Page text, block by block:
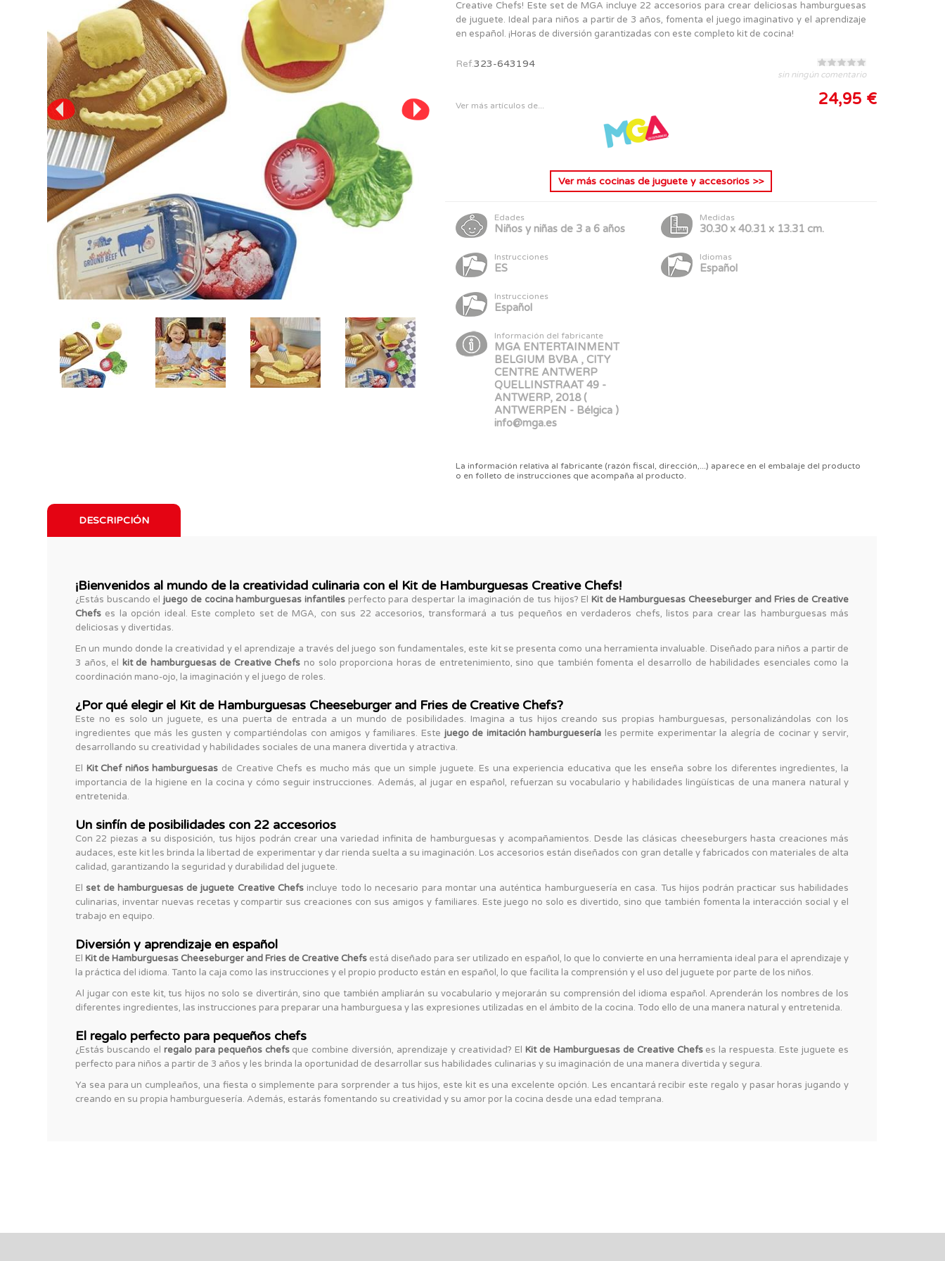
TODOS LOS JUGUETES
PERSONAJES
Creative Chefs! Este set de MGA incluye 22 accesorios para crear deliciosas hamburguesas
de juguete. Ideal para niños a partir de 3 años, fomenta el juego imaginativo y el aprendizaje
en español. ¡Horas de diversión garantizadas con este completo kit de cocina!
Ref.323-643194
sin ningún comentario
24,95 €
Ver más artículos de...
Ver máscocinas de juguete y accesorios >>
Edades
Niños y niñas de 3 a 6 años
Medidas
30.30 x 40.31 x 13.31 cm.
Instrucciones
ES
Idiomas
Español
Instrucciones
Español
Información del fabricante
MGA ENTERTAINMENT
BELGIUM BVBA , CITY
CENTRE ANTWERP
QUELLINSTRAAT 49 -
ANTWERP, 2018 (
ANTWERPEN - Bélgica )
info@mga.es
La información relativa al fabricante (razón fiscal, dirección,...) aparece en el embalaje del producto
o en folleto de instrucciones que acompaña al producto.
DESCRIPCIÓN
¡Bienvenidos al mundo de la creatividad culinaria con el Kit de Hamburguesas Creative Chefs!
¿Estás buscando eljuego de cocina hamburguesas infantilesperfecto para despertar la imaginación de tus hijos? ElKit de Hamburguesas Cheeseburger and Fries de Creative
Chefs es la opción ideal. Este completo set de MGA, con sus 22 accesorios, transformará a tus pequeños en verdaderos chefs, listos para crear las hamburguesas más
deliciosas y divertidas.
En un mundo donde la creatividad y el aprendizaje a través del juego son fundamentales, este kit se presenta como una herramienta invaluable. Diseñado para niños a partir de
3 años, el kit de hamburguesas de Creative Chefs no solo proporciona horas de entretenimiento, sino que también fomenta el desarrollo de habilidades esenciales como la
coordinación mano-ojo, la imaginación y el juego de roles.
¿Por qué elegir el Kit de Hamburguesas Cheeseburger and Fries de Creative Chefs?
Este no es solo un juguete, es una puerta de entrada a un mundo de posibilidades. Imagina a tus hijos creando sus propias hamburguesas, personalizándolas con los
ingredientes que más les gusten y compartiéndolas con amigos y familiares. Este juego de imitación hamburguesería les permite experimentar la alegría de cocinar y servir,
desarrollando su creatividad y habilidades sociales de una manera divertida y atractiva.
El Kit Chef niños hamburguesas de Creative Chefs es mucho más que un simple juguete. Es una experiencia educativa que les enseña sobre los diferentes ingredientes, la
importancia de la higiene en la cocina y cómo seguir instrucciones. Además, al jugar en español, refuerzan su vocabulario y habilidades lingüísticas de una manera natural y
entretenida.
Un sinfín de posibilidades con 22 accesorios
Con 22 piezas a su disposición, tus hijos podrán crear una variedad infinita de hamburguesas y acompañamientos. Desde las clásicas cheeseburgers hasta creaciones más
audaces, este kit les brinda la libertad de experimentar y dar rienda suelta a su imaginación. Los accesorios están diseñados con gran detalle y fabricados con materiales de alta
calidad, garantizando la seguridad y durabilidad del juguete.
El set de hamburguesas de juguete Creative Chefs incluye todo lo necesario para montar una auténtica hamburguesería en casa. Tus hijos podrán practicar sus habilidades
culinarias, inventar nuevas recetas y compartir sus creaciones con sus amigos y familiares. Este juego no solo es divertido, sino que también fomenta la interacción social y el
trabajo en equipo.
Diversión y aprendizaje en español
El Kit de Hamburguesas Cheeseburger and Fries de Creative Chefs está diseñado para ser utilizado en español, lo que lo convierte en una herramienta ideal para el aprendizaje y
la práctica del idioma. Tanto la caja como las instrucciones y el propio producto están en español, lo que facilita la comprensión y el uso del juguete por parte de los niños.
Al jugar con este kit, tus hijos no solo se divertirán, sino que también ampliarán su vocabulario y mejorarán su comprensión del idioma español. Aprenderán los nombres de los
diferentes ingredientes, las instrucciones para preparar una hamburguesa y las expresiones utilizadas en el ámbito de la cocina. Todo ello de una manera natural y entretenida.
El regalo perfecto para pequeños chefs
¿Estás buscando el regalo para pequeños chefsque combine diversión, aprendizaje y creatividad? El Kit de Hamburguesas de Creative Chefses la respuesta. Este juguete es
perfecto para niños a partir de 3 años y les brinda la oportunidad de desarrollar sus habilidades culinarias y su imaginación de una manera divertida y segura.
Ya sea para un cumpleaños, una fiesta o simplemente para sorprender a tus hijos, este kit es una excelente opción. Les encantará recibir este regalo y pasar horas jugando y
creando en su propia hamburguesería. Además, estarás fomentando su creatividad y su amor por la cocina desde una edad temprana.